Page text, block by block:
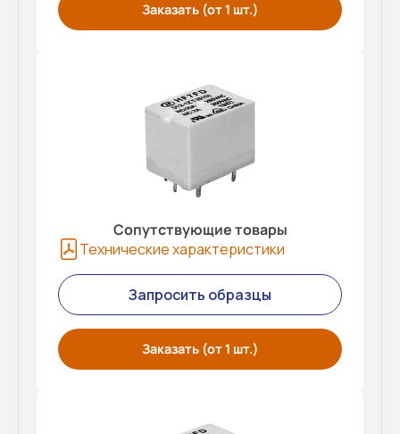
Заказать (от 1 шт.)
Сопутствующие товары
Технические характеристики
Запросить образцы
Заказать (от 1 шт.)